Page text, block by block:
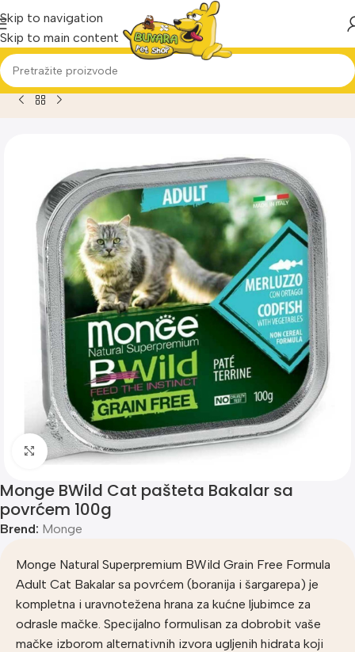
Skip to navigation
Skip to main content
Home Proizvod Monge BWild Cat pašteta Bakalar sa
Klik za uvećanje
Monge BWild Cat pašteta Bakalar sa
povrćem 100g
Brend: Monge
Monge Natural Superpremium BWild Grain Free Formula
Adult Cat Bakalar sa povrćem (boranija i šargarepa) je
kompletna i uravnotežena hrana za kućne ljubimce za
odrasle mačke. Specijalno formulisan za dobrobit vaše
mačke izborom alternativnih izvora ugljenih hidrata koji